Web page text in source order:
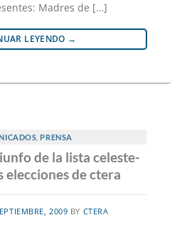
Madres de […]
LEYENDO →
,PRENSA
de la lista celeste-
elecciones de ctera
2009 BY CTERA